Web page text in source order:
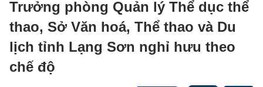
Trưởng phòng Quản lý Thể dục thể
thao, Sở Văn hoá, Thể thao và Du
lịch tỉnh Lạng Sơn nghỉ hưu theo
chế độ